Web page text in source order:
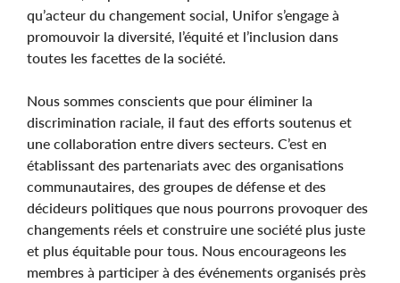
qu’acteur du changement social, Unifor s’engage à
promouvoir la diversité, l’équité et l’inclusion dans
toutes les facettes de la société.
Nous sommes conscients que pour éliminer la
discrimination raciale, il faut des efforts soutenus et
une collaboration entre divers secteurs. C’est en
établissant des partenariats avec des organisations
communautaires, des groupes de défense et des
décideurs politiques que nous pourrons provoquer des
changements réels et construire une société plus juste
et plus équitable pour tous. Nous encourageons les
membres à participer à des événements organisés près